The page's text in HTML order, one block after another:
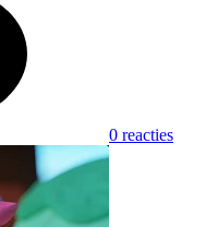
0 reacties